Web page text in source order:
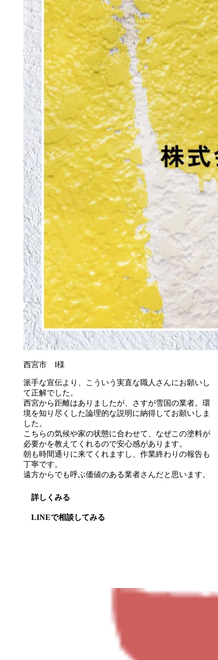
西宮市 I様
派手な宣伝より、こういう実直な職人さんにお願いし
て正解でした。
西宮から距離はありましたが、さすが雪国の業者。環
境を知り尽くした論理的な説明に納得してお願いしま
した。
こちらの気候や家の状態に合わせて、なぜこの塗料が
必要かを教えてくれるので安心感があります。
朝も時間通りに来てくれますし、作業終わりの報告も
丁寧です。
遠方からでも呼ぶ価値のある業者さんだと思います。
詳しくみる
LINEで相談してみる